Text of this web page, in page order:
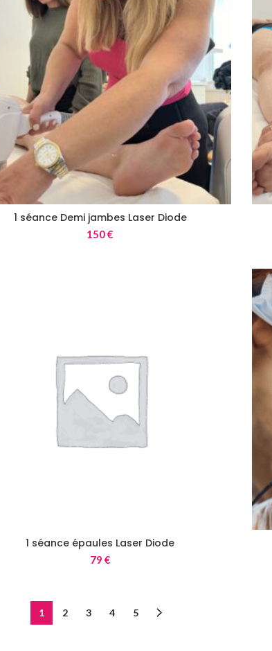
1 séance Demi jambes Laser Diode
150€
1 séance épaules Laser Diode
79 €
1 2 3 4 5